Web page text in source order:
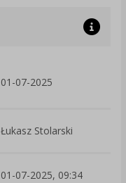
01-07-2025
Łukasz Stolarski
01-07-2025, 09:34